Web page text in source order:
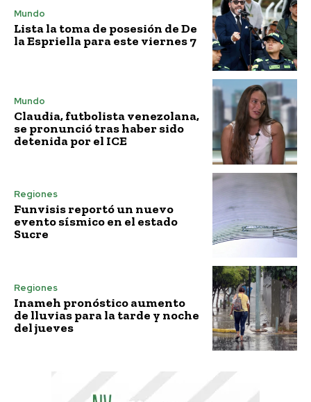
Mundo
Lista la toma de posesión de De
la Espriella para este viernes 7
Mundo
Claudia, futbolista venezolana,
se pronunció tras haber sido
detenida por el ICE
Regiones
Funvisis reportó un nuevo
evento sísmico en el estado
Sucre
Regiones
Inameh pronóstico aumento
de lluvias para la tarde y noche
del jueves